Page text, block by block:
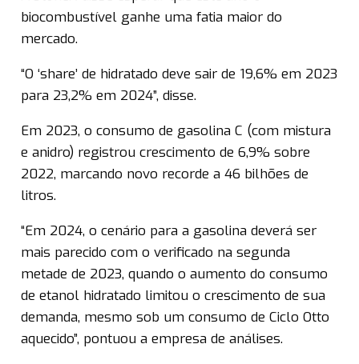
biocombustível ganhe uma fatia maior do
mercado.
“O ‘share’ de hidratado deve sair de 19,6% em 2023
para 23,2% em 2024”, disse.
Em 2023, o consumo de gasolina C (com mistura
e anidro) registrou crescimento de 6,9% sobre
2022, marcando novo recorde a 46 bilhões de
litros.
“Em 2024, o cenário para a gasolina deverá ser
mais parecido com o verificado na segunda
metade de 2023, quando o aumento do consumo
de etanol hidratado limitou o crescimento de sua
demanda, mesmo sob um consumo de Ciclo Otto
aquecido”, pontuou a empresa de análises.